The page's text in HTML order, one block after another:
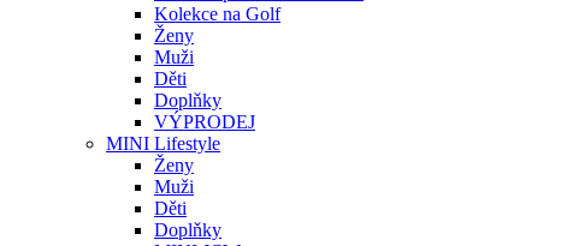
Kolekce na Golf
Ženy
Muži
Děti
Doplňky
VÝPRODEJ
MINI Lifestyle
Ženy
Muži
Děti
Doplňky